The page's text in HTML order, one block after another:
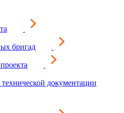
бригад
документации